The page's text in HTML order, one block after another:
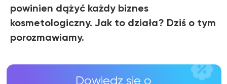
powinien dążyć każdy biznes
kosmetologiczny. Jak to działa? Dziś o tym
porozmawiamy.